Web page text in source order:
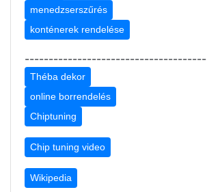
menedzserszűrés
konténerek rendelése
--------------------------------------
Théba dekor
online borrendelés
Chiptuning
Chip tuning video
Wikipedia